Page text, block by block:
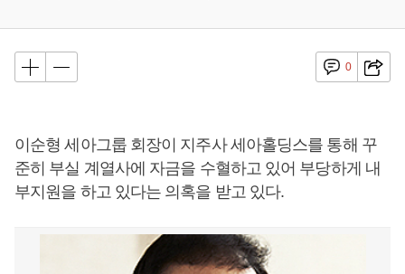
0
이순형 세아그룹 회장이 지주사 세아홀딩스를 통해 꾸
준히 부실 계열사에 자금을 수혈하고 있어 부당하게 내
부지원을 하고 있다는 의혹을 받고 있다.